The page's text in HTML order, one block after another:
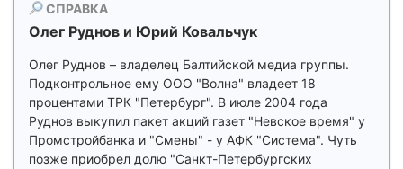
СПРАВКА
Олег Руднов и Юрий Ковальчук
Олег Руднов – владелец Балтийской медиа группы.
Подконтрольное ему ООО "Волна" владеет 18
процентами ТРК "Петербург". В июле 2004 года
Руднов выкупил пакет акций газет "Невское время" у
Промстройбанка и "Смены" - у АФК "Система". Чуть
позже приобрел долю "Санкт-Петербургских